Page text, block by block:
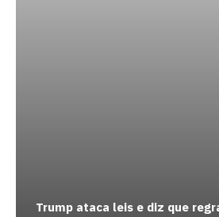
Trump ataca leis e diz que